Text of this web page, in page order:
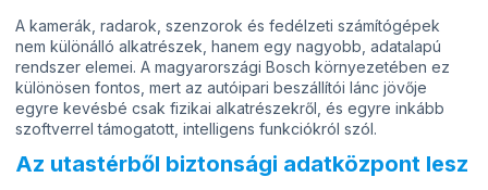
A kamerák, radarok, szenzorok és fedélzeti számítógépek
nem különálló alkatrészek, hanem egy nagyobb, adatalapú
rendszer elemei. A magyarországi Bosch környezetében ez
különösen fontos, mert az autóipari beszállítói lánc jövője
egyre kevésbé csak fizikai alkatrészekről, és egyre inkább
szoftverrel támogatott, intelligens funkciókról szól.
Az utastérből biztonsági adatközpont lesz